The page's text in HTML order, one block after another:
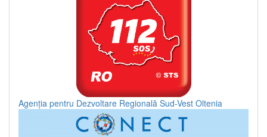
Agenția pentru Dezvoltare Regională Sud-Vest Oltenia